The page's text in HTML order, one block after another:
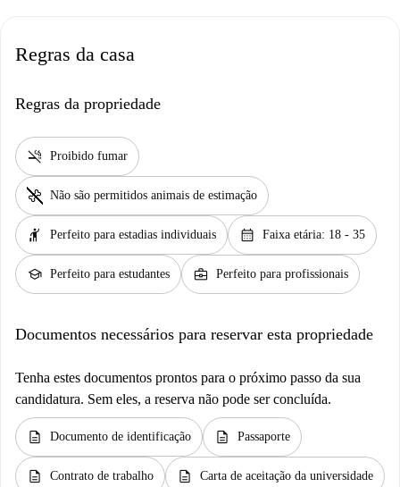
Regras da casa
Regras da propriedade
smoke_free Proibido fumar
pet_supplies Não são permitidos animais de estimação
hail Perfeito para estadias individuais calendar_month Faixa etária: 18 - 35
school Perfeito para estudantes business_center Perfeito para profissionais
Documentos necessários para reservar esta propriedade
Tenha estes documentos prontos para o próximo passo da sua
candidatura. Sem eles, a reserva não pode ser concluída.
description Documento de identificação description Passaporte
description Contrato de trabalho description Carta de aceitação da universidade